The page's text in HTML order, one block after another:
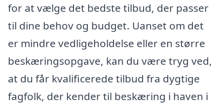
for at vælge det bedste tilbud, der passer
til dine behov og budget. Uanset om det
er mindre vedligeholdelse eller en større
beskæringsopgave, kan du være tryg ved,
at du får kvalificerede tilbud fra dygtige
fagfolk, der kender til beskæring i haven i